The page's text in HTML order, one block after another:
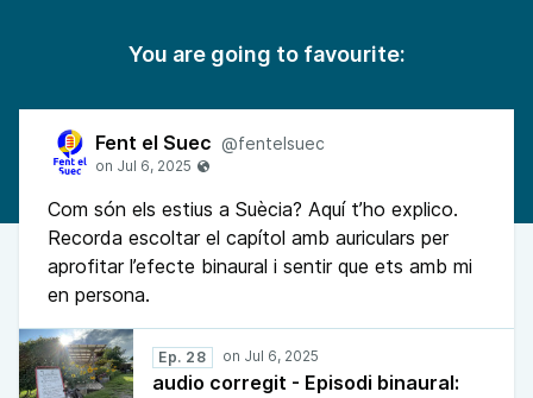
You are going to favourite:
Fent el Suec @fentelsuec
Com són els estius a Suècia? Aquí t’ho explico.
Recorda escoltar el capítol amb auriculars per
aprofitar l’efecte binaural i sentir que ets amb mi
en persona.
Ep. 28
audio corregit - Episodi binaural: